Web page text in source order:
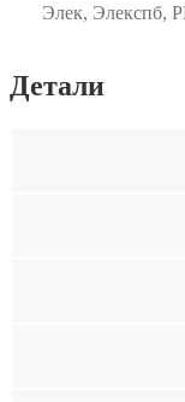
Элек, Элекспб,
Детали